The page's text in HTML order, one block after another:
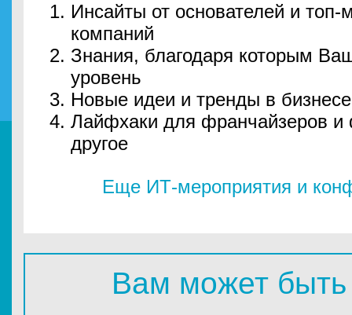
Инсайты от основателей и
компаний
Знания, благодаря которым
уровень
Новые идеи и тренды в бизнесе
Лайфхаки для франчайзеров и
другое
Еще ИТ-мероприятия и
Вам может быть